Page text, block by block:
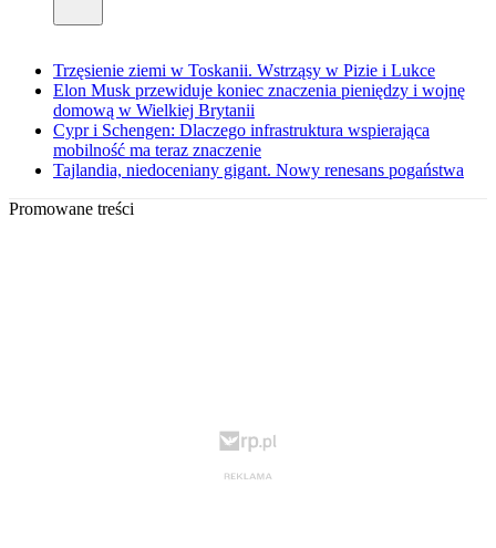
Trzęsienie ziemi w Toskanii. Wstrząsy w Pizie i Lukce
Elon Musk przewiduje koniec znaczenia pieniędzy i wojnę
domową w Wielkiej Brytanii
Cypr i Schengen: Dlaczego infrastruktura wspierająca
mobilność ma teraz znaczenie
Tajlandia, niedoceniany gigant. Nowy renesans pogaństwa
Promowane treści